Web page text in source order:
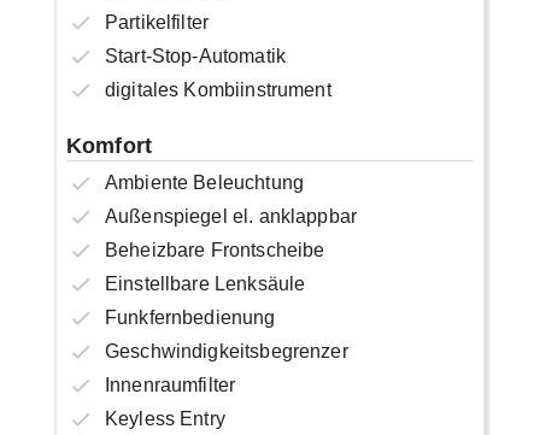
Partikelfilter
Start-Stop-Automatik
digitales Kombiinstrument
Komfort
Ambiente Beleuchtung
Außenspiegel el. anklappbar
Beheizbare Frontscheibe
Einstellbare Lenksäule
Funkfernbedienung
Geschwindigkeitsbegrenzer
Innenraumfilter
Keyless Entry